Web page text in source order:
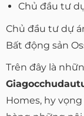
Chủ đầu tư
Chủ đầu tư dự
Bất động sản
Trên đây là
Homes, hy